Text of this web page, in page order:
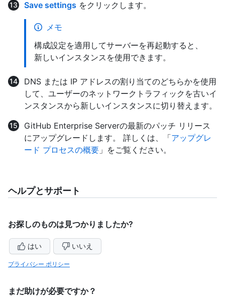
Save settings をクリックします。
メモ
構成設定を適用してサーバーを再起動すると、
新しいインスタンスを使用できます。
DNS または IP アドレスの割り当てのどちらかを使用
して、ユーザーのネットワークトラフィックを古いイ
ンスタンスから新しいインスタンスに切り替えます。
GitHub Enterprise Serverの最新のパッチ リリース
にアップグレードします。 詳しくは、「アップグレ
ード プロセスの概要 」をご覧ください。
ヘルプとサポート
お探しのものは見つかりましたか?
はい いいえ
プライバシー ポリシー
まだ助けが必要ですか？